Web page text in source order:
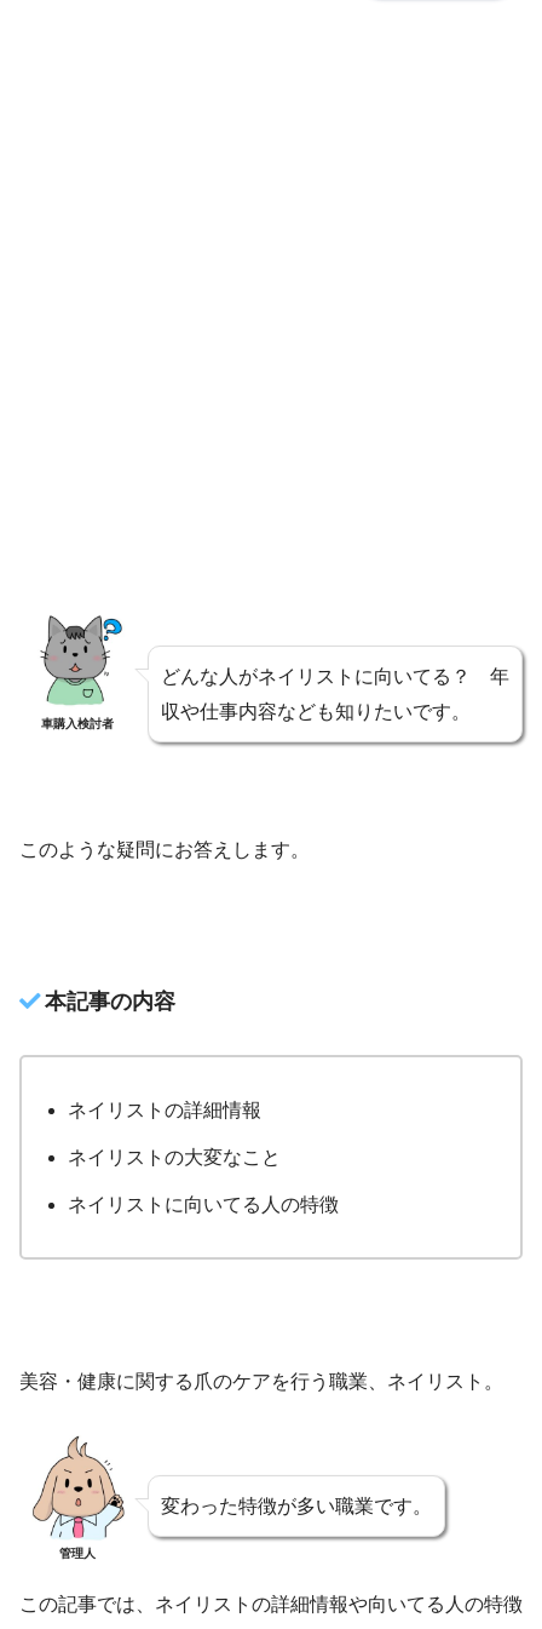
車購入検討者
どんな人がネイリストに向いてる？ 年
収や仕事内容なども知りたいです。
このような疑問にお答えします。
本記事の内容
ネイリストの詳細情報
ネイリストの大変なこと
ネイリストに向いてる人の特徴
美容・健康に関する爪のケアを行う職業、ネイリスト。
管理人
変わった特徴が多い職業です。
この記事では、ネイリストの詳細情報や向いてる人の特徴